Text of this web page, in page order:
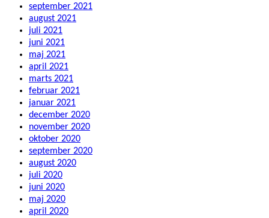
september 2021
august 2021
juli 2021
juni 2021
maj 2021
april 2021
marts 2021
februar 2021
januar 2021
december 2020
november 2020
oktober 2020
september 2020
august 2020
juli 2020
juni 2020
maj 2020
april 2020